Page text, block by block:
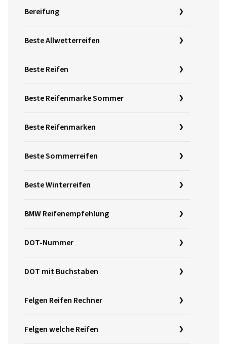
Bereifung
Beste Allwetterreifen
Beste Reifen
Beste Reifenmarke Sommer
Beste Reifenmarken
Beste Sommerreifen
Beste Winterreifen
BMW Reifenempfehlung
DOT-Nummer
DOT mit Buchstaben
Felgen Reifen Rechner
Felgen welche Reifen